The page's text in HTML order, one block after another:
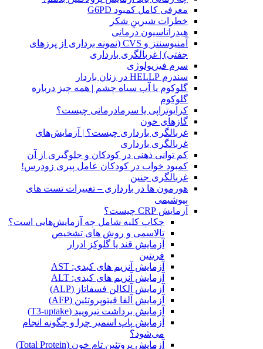
معرفی کامل کمبود G6PD
خطرات شیرینِ شکر
هیدراتاسیون درمانی
آمنیوسنتز و CVS (نمونه برداری از پرزهای
جفتی) | غربالگری بارداری
سرم فیزیولوژی
سندرم HELLP در زنان باردار
گلوکوم یا آب سیاه چشم | همه چیز درباره
گلوکوم
کرایوتراپی یا سرمادرمانی چیست؟
گازهای خون
غربالگری بارداری چیست؟ | آزمایش‌های
غربالگری بارداری
کم توانی ذهنی در کودکان و جلوگیری از آن
کمبود خواب در کودکان عامل پیری زودرس!
غربالگری جنین
هورمون ها در بارداری – تغییرات تست های
بیوشیمی
آزمایش CRP چیست؟
چکاپ کلیه شامل چه آزمایش‌هایی است؟
تالاسمی و روش های تشخیص
آزمایش قند یا گلوکز ادرار
فریتین
آزمایش آنزیم های کبدی: AST
آزمایش آنزیم های کبدی: ALT
آزمایش آلکالن فسفاتاز (ALP)
آزمایش آلفا فیتوپروتئین (AFP)
آزمایش برداشت تیرویید (T3-uptake)
آزمایش پاپ اسمیر چرا و چگونه انجام
می‌شود؟
آزمایش پروتئین تام خون (Total Protein)